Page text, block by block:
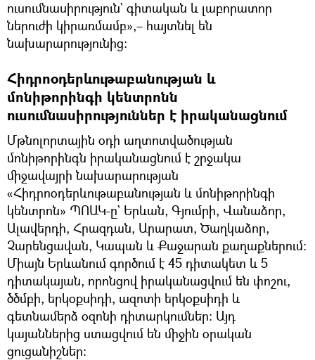
ուսումնասիրություն` գիտական և լաբորատոր
ներուժի կիրառմամբ»,– հայտնել են
նախարարությունից։
Հիդրոօդերևութաբանության և
մոնիթորինգի կենտրոնն
ուսումնասիրություններ է իրականացնում
Մթնոլորտային օդի աղտոտվածության
մոնիթորինգն իրականացնում է շրջակա
միջավայրի նախարարության
«Հիդրոօդերևութաբանության և մոնիթորինգի
կենտրոն» ՊՈԱԿ-ը` Երևան, Գյումրի, Վանաձոր,
Ալավերդի, Հրազդան, Արարատ, Ծաղկաձոր,
Չարենցավան, Կապան և Քաջարան քաղաքներում։
Միայն Երևանում գործում է 45 դիտակետ և 5
դիտակայան, որոնցով իրականացվում են փոշու,
ծծմբի, երկօքսիդի, ազոտի երկօքսիդի և
գետնամերձ օզոնի դիտարկումներ։ Այդ
կայաններից ստացվում են միջին օրական
ցուցանիշներ։